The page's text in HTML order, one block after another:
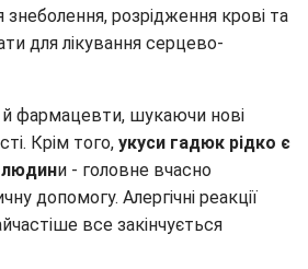
розрідження крові та
для лікування серцево-
й фармацевти, шукаючи нові
Крім того, укуси гадюк рідко є
и - головне вчасно
допомогу. Алергічні реакції
все закінчується